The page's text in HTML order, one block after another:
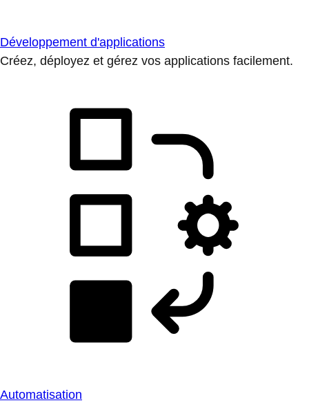
Développement d'applications
Créez, déployez et gérez vos applications facilement.
Automatisation